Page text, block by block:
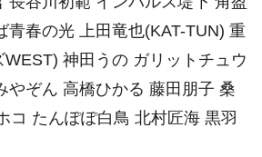
青春の光 上田竜也(KAT-TUN) 重
神田うの ガリットチュウ
やぞん 高橋ひかる 藤田朋子 桑
コ たんぽぽ白鳥 北村匠海 黒羽